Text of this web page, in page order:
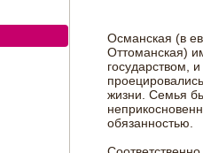
Османская (в
Оттоманская)
государством,
жизни. Семья
обязанностью.